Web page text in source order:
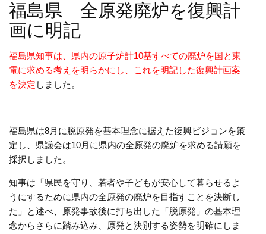
福島県 全原発廃炉を復興計
画に明記
福島県知事は、県内の原子炉計10基すべての廃炉を国と東
電に求める考えを明らかにし、これを明記した復興計画案
を決定 しました。
福島県は8月に脱原発を基本理念に据えた復興ビジョンを策
定し、県議会は10月に県内の全原発の廃炉を求める請願を
採択しました。
知事は「県民を守り、若者や子どもが安心して暮らせるよ
うにするために県内の全原発の廃炉を目指すことを決断し
た」と述べ、原発事故後に打ち出した「脱原発」の基本理
念からさらに踏み込み、原発と決別する姿勢を明確にしま